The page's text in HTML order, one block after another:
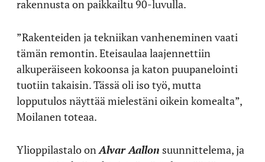
rakennusta on paikkailtu 90-luvulla.
”Rakenteiden ja tekniikan vanheneminen vaati
tämän remontin. Eteisaulaa laajennettiin
alkuperäiseen kokoonsa ja katon puupanelointi
tuotiin takaisin. Tässä oli iso työ, mutta
lopputulos näyttää mielestäni oikein komealta”,
Moilanen toteaa.
Ylioppilastalo on Alvar Aallon suunnittelema, ja